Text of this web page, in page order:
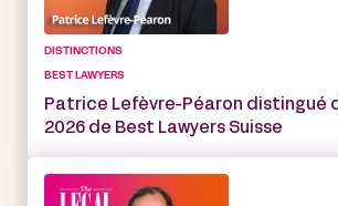
DISTINCTIONS
BEST LAWYERS
Patrice Lefèvre-Péaron distingué
2026 de Best Lawyers Suisse